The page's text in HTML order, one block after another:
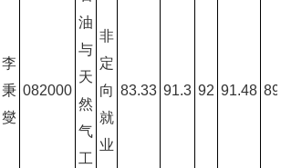
李
秉
燮
082000
油
与
天
然
气
工
非
定
向
就
业
83.33 91.3 92 91.48